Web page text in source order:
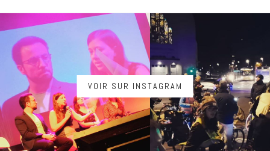
VOIR SUR INSTAGRAM